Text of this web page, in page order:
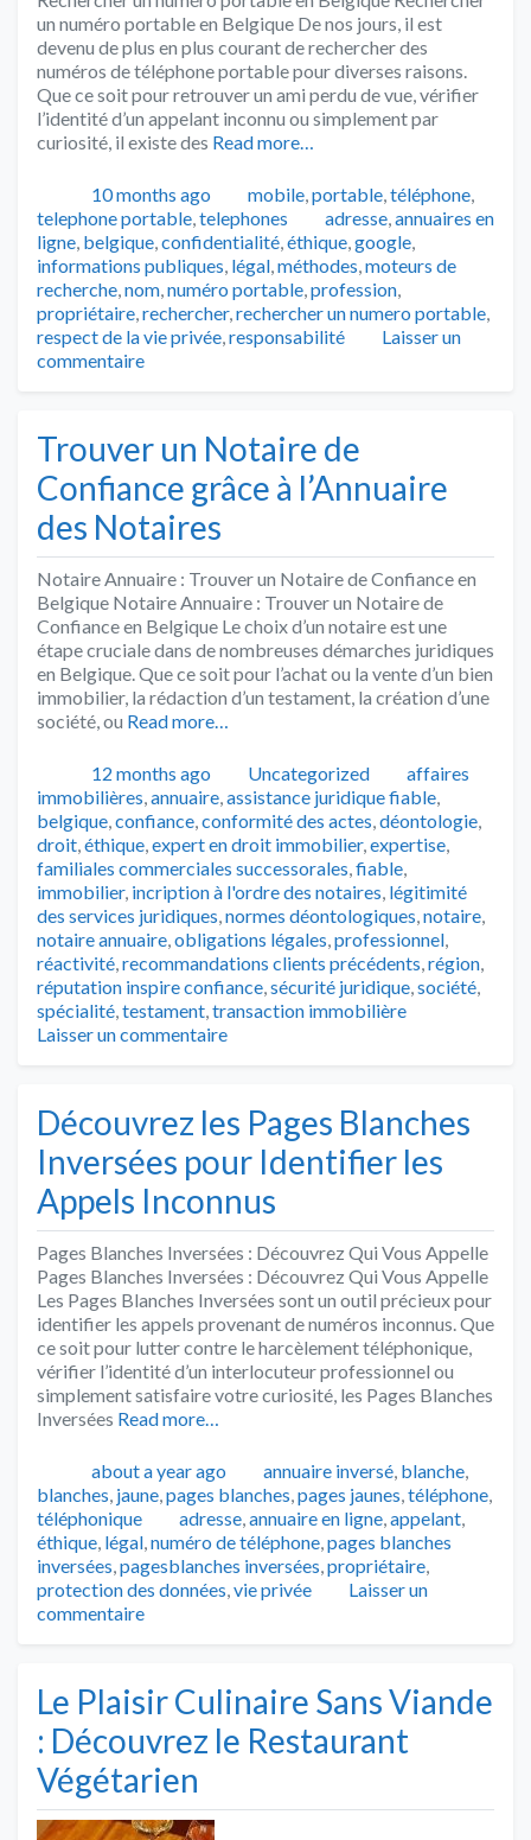
un numéro portable en Belgique De nos jours, il est
devenu de plus en plus courant de rechercher des
numéros de téléphone portable pour diverses raisons.
Que ce soit pour retrouver un ami perdu de vue, vérifier
l’identité d’un appelant inconnu ou simplement par
curiosité, il existe des Read more…
Publié10 months ago Catégories
mobile,portable,téléphone,
telephone portable,telephones Tags
adresse,annuaires en
ligne, belgique,confidentialité,éthique,google,
informations publiques, légal,méthodes,moteurs de
recherche,nom,numéro portable,profession,
propriétaire,rechercher,rechercher un numero portable,
respect de la vie privée,responsabilité
Laisser un
commentaire
Trouver un Notaire de
Confiance grâce à l’Annuaire
des Notaires
Notaire Annuaire : Trouver un Notaire de Confiance en
Belgique Notaire Annuaire : Trouver un Notaire de
Confiance en Belgique Le choix d’un notaire est une
étape cruciale dans de nombreuses démarches juridiques
en Belgique. Que ce soit pour l’achat ou la vente d’un bien
immobilier, la rédaction d’un testament, la création d’une
société, ou Read more…
Publié12 months ago Catégories
Uncategorized Tags
affaires
immobilières,annuaire,assistance juridique fiable,
belgique,confiance,conformité des actes,déontologie,
droit,éthique,expert en droit immobilier,expertise,
familiales commerciales successorales,fiable,
immobilier, incription à l'ordre des notaires, légitimité
des services juridiques,normes déontologiques,notaire,
notaire annuaire,obligations légales,professionnel,
réactivité,recommandations clients précédents,région,
réputation inspire confiance,sécurité juridique,société,
spécialité,testament,transaction immobilière
Laisser un commentaire
Découvrez les Pages Blanches
Inversées pour Identifier les
Appels Inconnus
Pages Blanches Inversées : Découvrez Qui Vous Appelle
Pages Blanches Inversées : Découvrez Qui Vous Appelle
Les Pages Blanches Inversées sont un outil précieux pour
identifier les appels provenant de numéros inconnus. Que
ce soit pour lutter contre le harcèlement téléphonique,
vérifier l’identité d’un interlocuteur professionnel ou
simplement satisfaire votre curiosité, les Pages Blanches
Inversées Read more…
Publié
about a year ago Catégories
annuaire inversé, blanche,
blanches, jaune,pages blanches,pages jaunes,téléphone,
téléphonique
Tags
adresse,annuaire en ligne,appelant,
éthique, légal,numéro de téléphone,pages blanches
inversées,pagesblanches inversées,propriétaire,
protection des données,vie privée
Laisser un
commentaire
Le Plaisir Culinaire Sans Viande
: Découvrez le Restaurant
Végétarien